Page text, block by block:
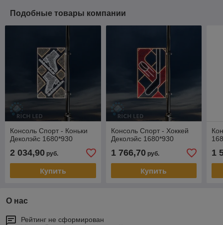
Подобные товары компании
Консоль Спорт - Коньки
Деколэйс 1680*930
2 034,90 руб.
Купить
Консоль Спорт - Хоккей
Деколэйс 1680*930
1 766,70руб.
Купить
1
О нас
Рейтинг не сформирован